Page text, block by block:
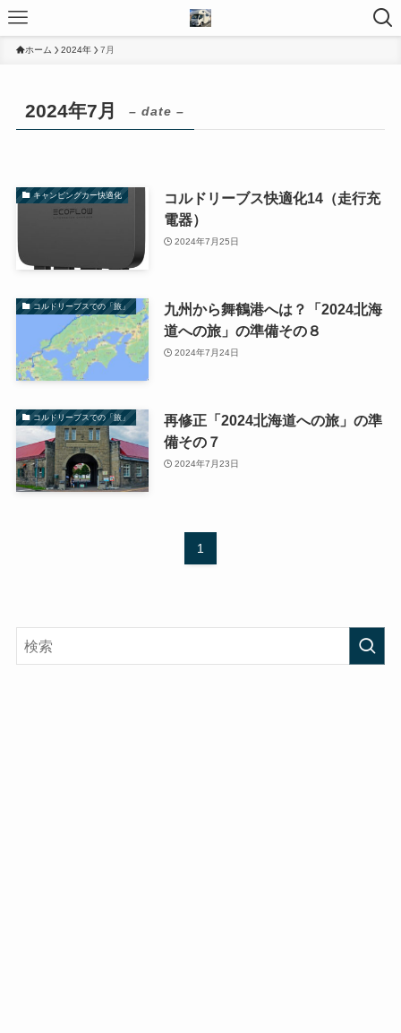
ホーム 2024年 7月
2024年7月 – date –
キャンピングカー快適化
コルドリーブス快適化14（走行充
電器）
2024年7月25日
コルドリーブスでの「旅」
九州から舞鶴港へは？「2024北海
道への旅」の準備その８
2024年7月24日
コルドリーブスでの「旅」
再修正「2024北海道への旅」の準
備その７
2024年7月23日
1